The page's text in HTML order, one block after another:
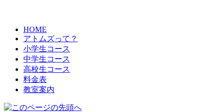
HOME
アトムズって？
小学生コース
中学生コース
高校生コース
料金表
教室案内